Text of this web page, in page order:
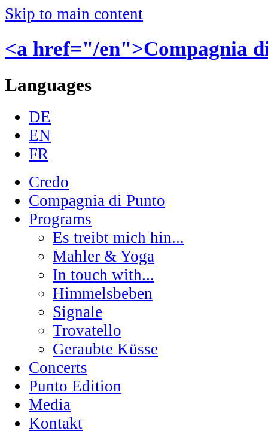
Skip to main content
<a href="/en">Compagnia
Languages
DE
EN
FR
Credo
Compagnia di Punto
Programs
Es treibt mich hin...
Mahler & Yoga
In touch with...
Himmelsbeben
Signale
Trovatello
Geraubte Küsse
Concerts
Punto Edition
Media
Kontakt